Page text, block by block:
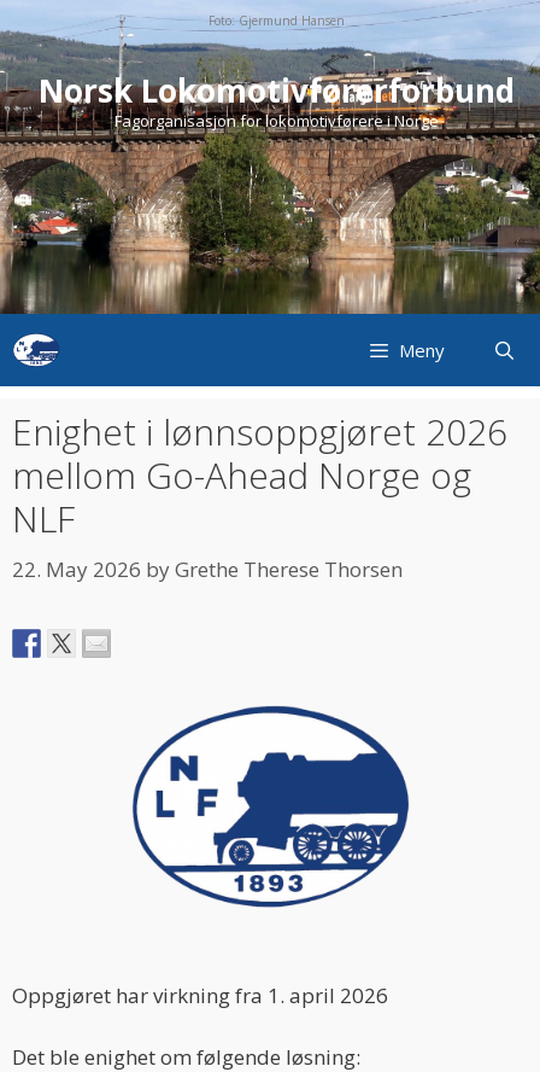
to
content
Foto: Gjermund Hansen
Norsk Lokomotivførerforbund
Fagorganisasjon for lokomotivførere i Norge
Meny
Enighet i lønnsoppgjøret 2026
mellom Go-Ahead Norge og
NLF
22. May 2026 byGrethe Therese Thorsen
Oppgjøret har virkning fra 1. april 2026
Det ble enighet om følgende løsning: